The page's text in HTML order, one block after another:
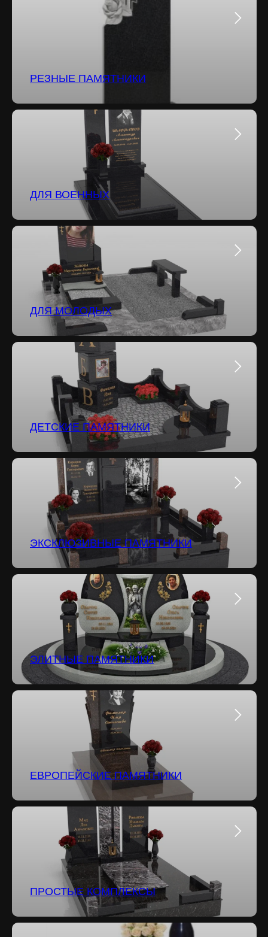
РЕЗНЫЕ ПАМЯТНИКИ
ДЛЯ ВОЕННЫХ
ДЛЯ МОЛОДЫХ
ДЕТСКИЕ ПАМЯТНИКИ
ЭКСКЛЮЗИВНЫЕ ПАМЯТНИКИ
ЭЛИТНЫЕ ПАМЯТНИКИ
ЕВРОПЕЙСКИЕ ПАМЯТНИКИ
ПРОСТЫЕ КОМПЛЕКСЫ